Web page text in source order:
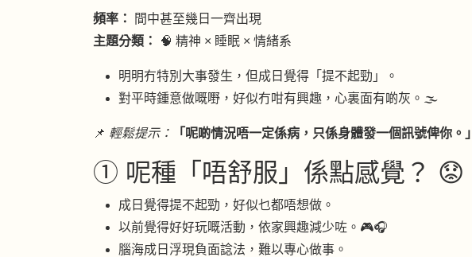
頻率：
間中甚至幾日一齊出現
主題分類：
🧠 精神 × 睡眠 × 情緒系
明明冇特別大事發生，但成日覺得「提不起勁」。
對平時鍾意做嘅嘢，好似冇咁有興趣，心裏面有啲灰。🌫️
📌 輕鬆提示： 「呢啲情況唔一定係病，只係身體發一個訊號俾你。」
① 呢種「唔舒服」係點感覺？ 😟
成日覺得提不起勁，好似乜都唔想做。
以前覺得好好玩嘅活動，依家興趣減少咗。🎮🎧
腦海成日浮現負面諗法，難以專心做事。